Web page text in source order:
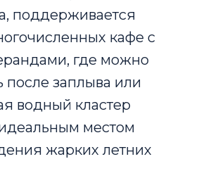
поддерживается
кафе с
где можно
после заплыва или
водный кластер
местом
жарких летних